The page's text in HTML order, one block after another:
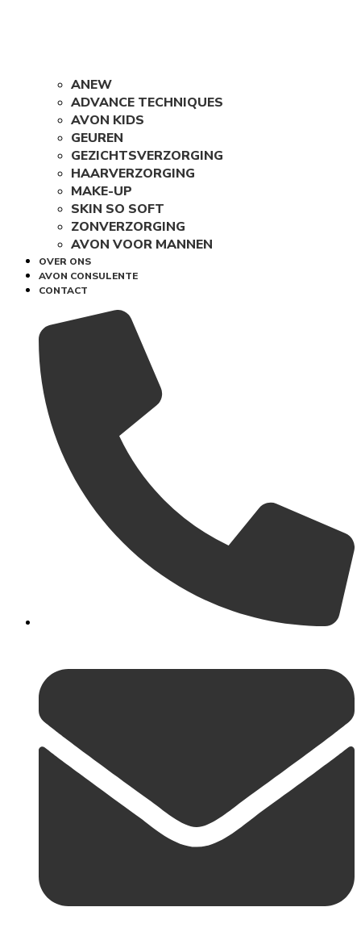
ANEW
ADVANCE TECHNIQUES
AVON KIDS
GEUREN
GEZICHTSVERZORGING
HAARVERZORGING
MAKE-UP
SKIN SO SOFT
ZONVERZORGING
AVON VOOR MANNEN
OVER ONS
AVON CONSULENTE
CONTACT